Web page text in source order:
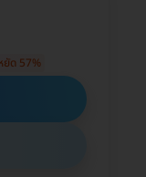
ยัด 57%